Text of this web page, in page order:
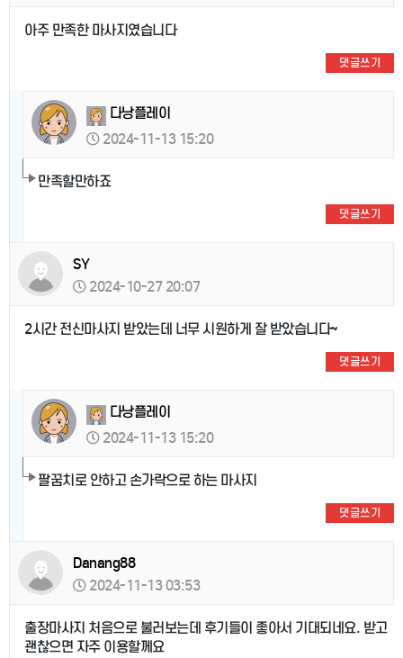
아주 만족한 마사지였습니다
댓글쓰기
다낭플레이
2024-11-13 15:20
만족할만하죠
댓글쓰기
SY
2024-10-27 20:07
2시간 전신마사지 받았는데 너무 시원하게 잘 받았습니다~
댓글쓰기
다낭플레이
2024-11-13 15:20
팔꿈치로 안하고 손가락으로 하는 마사지
댓글쓰기
Danang88
2024-11-13 03:53
출장마사지 처음으로 불러보는데 후기들이 좋아서 기대되네요. 받고
괜찮으면 자주 이용할께요